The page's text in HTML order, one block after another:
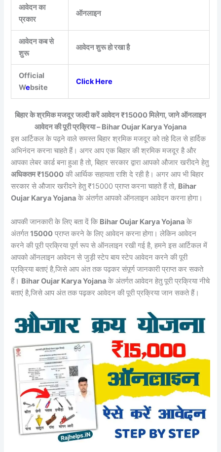
आवेदन का
प्रकार
ऑनलाइन
आवेदन कब से
शुरू
आवेदन शुरू हो रखा है
Official
Website
Click Here
बिहार के श्रमिक मजदूर जल्दी करें आवेदन ₹15000 मिलेगा, जाने ऑनलाइन
आवेदन की पूरी प्रक्रिया – Bihar Oujar Karya Yojana
इस आर्टिकल के पढ़ने वाले समस्त बिहार श्रमिक मजदूर को तहे दिल से हार्दिक
अभिनंदन करना चाहते हैं। अगर आप एक बिहार की श्रमिक मजदूर है और
आपका लेबर कार्ड बना हुआ है तो, बिहार सरकार द्वारा आपको औजार खरीदने हेतु
अधिकतम ₹15000 की आर्थिक सहायता राशि दे रही है। अगर आप भी बिहार
सरकार से औजार खरीदने हेतु ₹15000 प्राप्त करना चाहते हैं तो, Bihar
Oujar Karya Yojana के अंतर्गत आपको ऑनलाइन आवेदन करना होगा।
आपकी जानकारी के लिए बता दें कि Bihar Oujar Karya Yojana के
अंतर्गत15000 प्राप्त करने के लिए आवेदन करना होगा। लेकिन आवेदन
करने की पूरी प्रक्रिया पूर्ण रूप से ऑनलाइन रखी गई है, हमने इस आर्टिकल में
आपको ऑनलाइन आवेदन से जुड़ी स्टेप बाय स्टेप आवेदन करने की पूरी
प्रक्रिया बताएं है,जिसे आप अंत तक पढ़कर संपूर्ण जानकारी प्राप्त कर सकते
हैं। Bihar Oujar Karya Yojana के अंतर्गत आवेदन हेतु पूरी प्रक्रिया नीचे
बताएं है,जिसे आप अंत तक पढ़कर आवेदन की पूरी प्रक्रिया जान सकते हैं।